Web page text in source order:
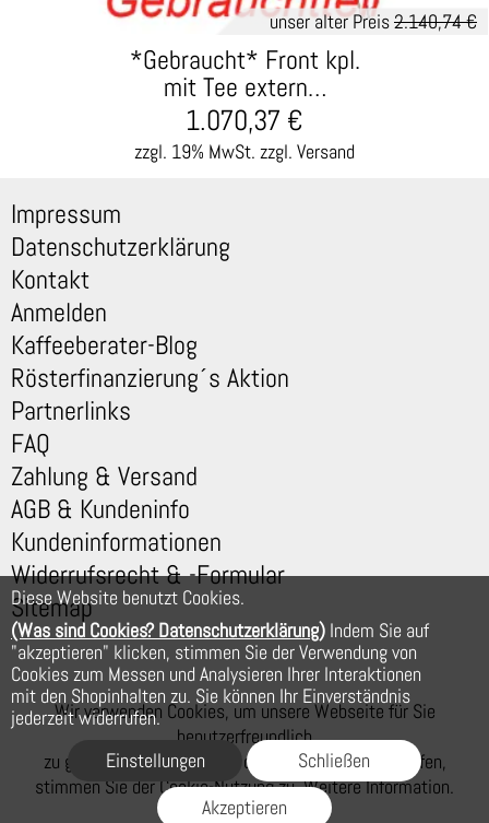
Diese Website benutzt Cookies.
(Was sind Cookies? Datenschutzerklärung) Indem Sie auf
"akzeptieren" klicken, stimmen Sie der Verwendung von
Cookies zum Messen und Analysieren Ihrer Interaktionen
mit den Shopinhalten zu. Sie können Ihr Einverständnis
jederzeit widerrufen.
Einstellungen
Schließen
Akzeptieren
unser alter Preis2.140,74 €
*Gebraucht* Front kpl.
mit Tee extern…
zzgl. 19% MwSt. zzgl. Versand
1.070,37 €
Impressum
Datenschutzerklärung
Kontakt
Anmelden
Kaffeeberater-Blog
Rösterfinanzierung´s Aktion
Partnerlinks
FAQ
Zahlung & Versand
AGB & Kundeninfo
Kundeninformationen
Widerrufsrecht & -Formular
Sitemap
Wir verwenden Cookies, um unsere Webseite für Sie
benutzerfreundlich
zu gestalten. Wenn Sie auf der Webseite weiter surfen,
stimmen Sie der Cookie-Nutzung zu. Weitere Information.